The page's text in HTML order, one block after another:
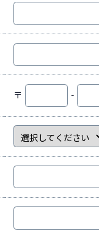
〒 -